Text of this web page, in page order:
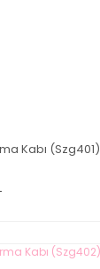
Kabı (Szg401)